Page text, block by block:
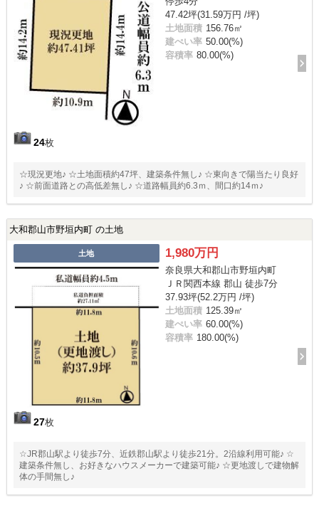
24枚
47.42坪(31.59万円 /坪)
土地面積 156.76㎡
建ぺい率 50.00(%)
容積率 80.00(%)
☆現況更地♪ ☆土地面積約47坪、建築条件無し♪ ☆東向きで陽当たり良好
♪ ☆前面道路との高低差無し♪ ☆道路幅員約6.3ｍ、間口約14ｍ♪
大和郡山市野垣内町 の土地
土地
27枚
1,980万円
奈良県大和郡山市野垣内町
ＪＲ関西本線 郡山 徒歩7分
37.93坪(52.2万円 /坪)
土地面積 125.39㎡
建ぺい率 60.00(%)
容積率 180.00(%)
☆JR郡山駅より徒歩7分、近鉄郡山駅より徒歩21分。2沿線利用可能♪ ☆
建築条件無し、お好きなハウスメーカーで建築可能♪ ☆更地渡しで建物解
体の手間無し♪